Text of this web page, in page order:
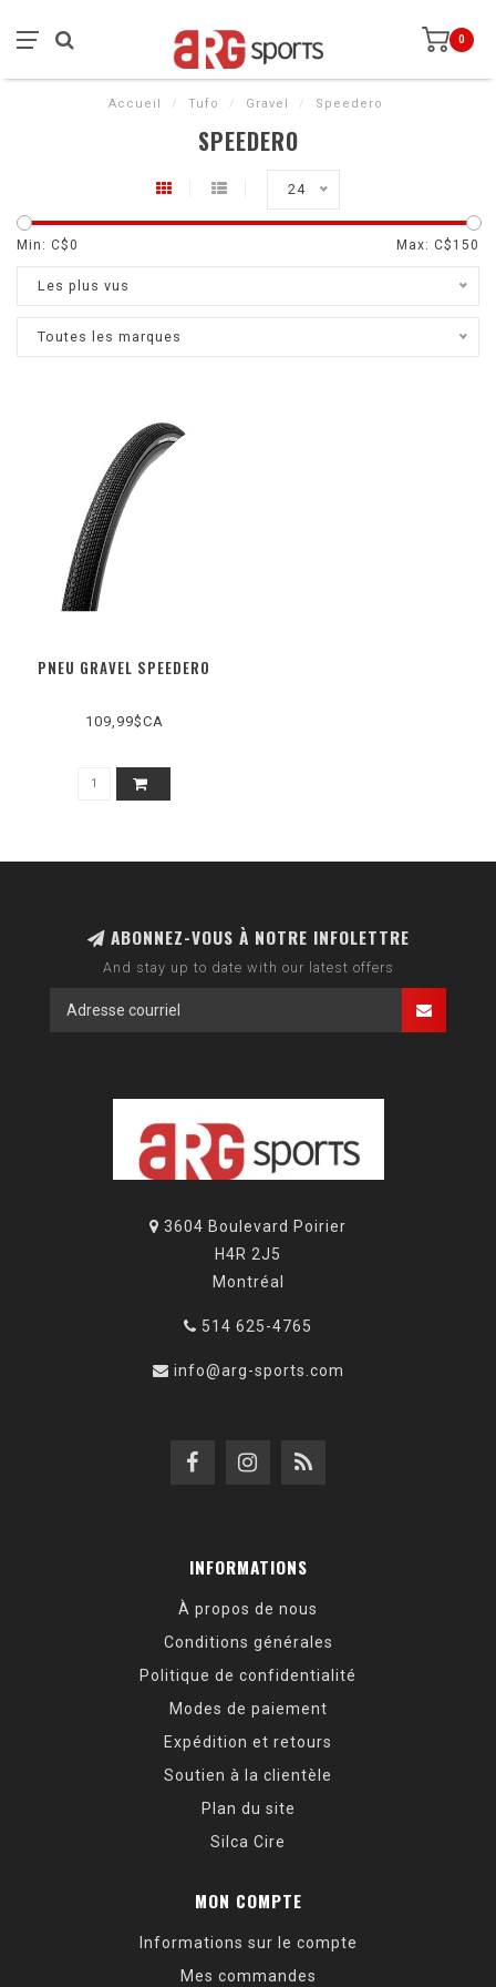
0
Accueil / Tufo / Gravel / Speedero
SPEEDERO
24
Min: C$0 Max: C$ 150
Les plus vus
Toutes les marques
PNEU GRAVEL SPEEDERO
109,99$CA
ABONNEZ-VOUS À NOTRE INFOLETTRE
And stay up to date with our latest offers
3604 Boulevard Poirier
H4R 2J5
Montréal
514 625-4765
info@arg-sports.com
INFORMATIONS
À propos de nous
Conditions générales
Politique de confidentialité
Modes de paiement
Expédition et retours
Soutien à la clientèle
Plan du site
Silca Cire
MON COMPTE
Informations sur le compte
Mes commandes